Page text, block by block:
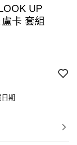
UP
卡 套組
期